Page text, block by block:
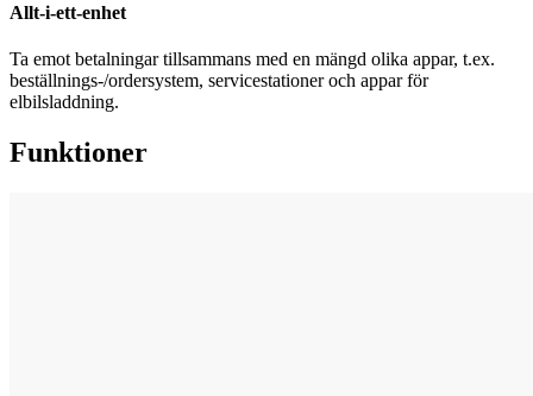
Allt-i-ett-enhet
Ta emot betalningar tillsammans med en mängd olika appar, t.ex.
beställnings-/ordersystem, servicestationer och appar för
elbilsladdning.
Funktioner